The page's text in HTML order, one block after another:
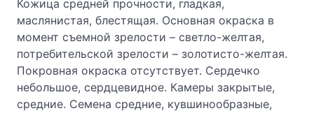
Кожица средней прочности, гладкая,
маслянистая, блестящая. Основная окраска в
момент съемной зрелости – светло-желтая,
потребительской зрелости – золотисто-желтая.
Покровная окраска отсутствует. Сердечко
небольшое, сердцевидное. Камеры закрытые,
средние. Семена средние, кувшинообразные,